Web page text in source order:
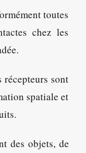
toutes
chez les
sont
spatiale et
des objets, de